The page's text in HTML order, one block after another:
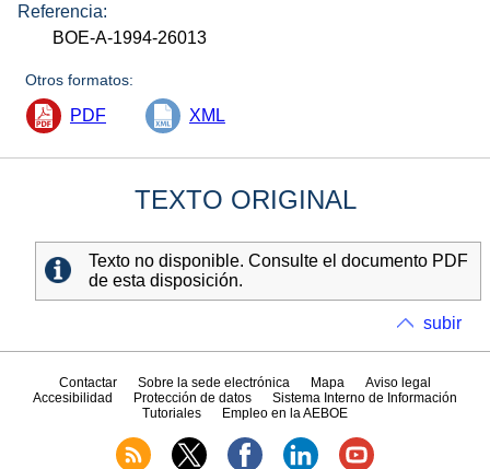
Referencia:
BOE-A-1994-26013
Otros formatos:
PDF XML
TEXTO ORIGINAL
Texto no disponible. Consulte el documento PDF
de esta disposición.
subir
Contactar Sobre la sede electrónica Mapa
Aviso legal
Accesibilidad
Protección de datos
Sistema Interno de Información
Tutoriales
Empleo en la AEBOE